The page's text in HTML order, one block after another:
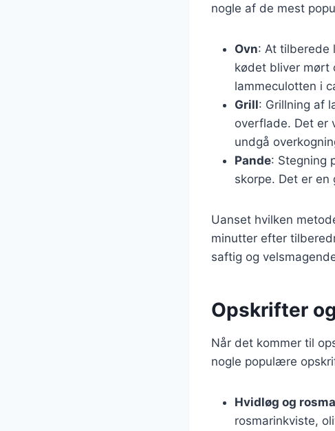
nogle af de mest
Ovn: At tilberede
kødet bliver mørt
lammeculotten i
Grill: Grillning af
overflade. Det er
undgå
Pande: Stegning
skorpe. Det er
Uanset hvilken
minutter efter
saftig og
Opskrifter
Når det kommer til
nogle populære
Hvidløg og
rosmarinkviste,